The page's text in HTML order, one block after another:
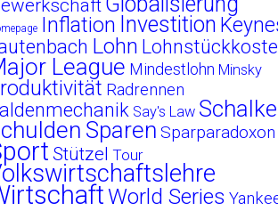
Inflation Investition
Lohn
League Mindestlohn Minsky
Radrennen
Say's Law Schalke
Sparen Sparparadoxon
Stützel Tour
World Series